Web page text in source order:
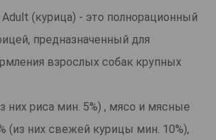
Adult (курица) - это полнорационный
предназначенный для
взрослых собак крупных
них риса мин. 5%) , мясо и мясные
(из них свежей курицы мин. 10%),